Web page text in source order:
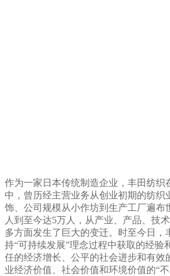
作为一家日本传统制造企业，丰田纺织
中，曾历经主营业务从创业初期的纺织
饰、公司规模从小作坊到生产工厂遍布
人到至今达5万人，从产业、产品、技
多方面发生了巨大的变迁。时至今日，
持“可持续发展”理念过程中获取的经验
任的经济增长、公平的社会进步和有效
业经济价值、社会价值和环境价值的“